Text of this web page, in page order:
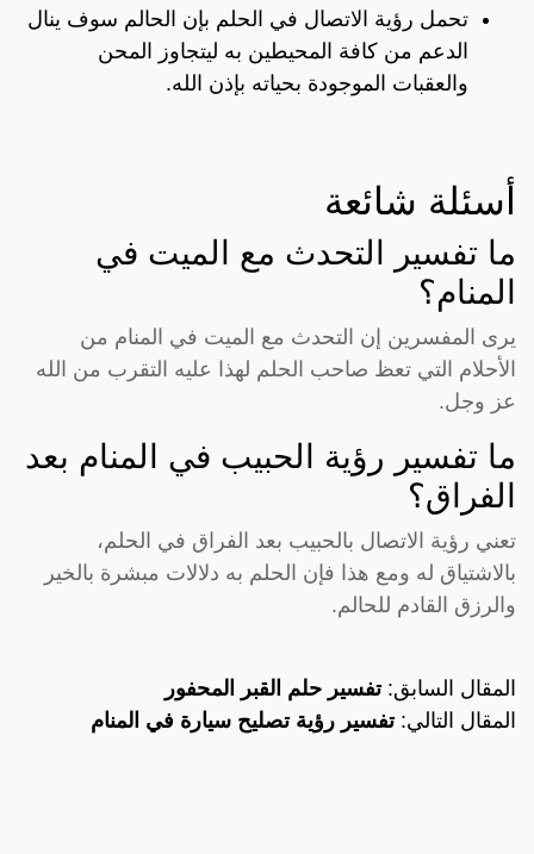
تحمل رؤية الاتصال في الحلم بإن الحالم سوف ينال
الدعم من كافة المحيطين به ليتجاوز المحن
والعقبات الموجودة بحياته بإذن الله.
أسئلة شائعة
ما تفسير التحدث مع الميت في
المنام؟
يرى المفسرين إن التحدث مع الميت في المنام من
الأحلام التي تعظ صاحب الحلم لهذا عليه التقرب من الله
عز وجل.
ما تفسير رؤية الحبيب في المنام بعد
الفراق؟
تعني رؤية الاتصال بالحبيب بعد الفراق في الحلم،
بالاشتياق له ومع هذا فإن الحلم به دلالات مبشرة بالخير
والرزق القادم للحالم.
المقال السابق:تفسير حلم القبر المحفور
المقال التالي:تفسير رؤية تصليح سيارة في المنام